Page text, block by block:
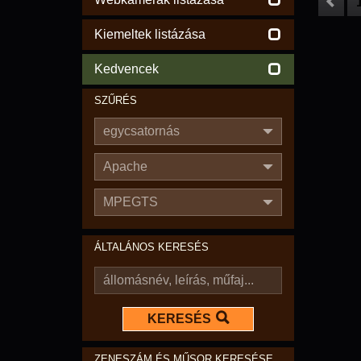
Kiemeltek listázása
Kedvencek
SZŰRÉS
egycsatornás
Apache
MPEGTS
ÁLTALÁNOS KERESÉS
KERESÉS